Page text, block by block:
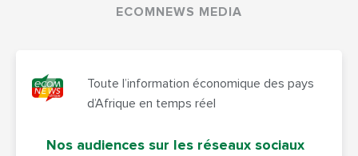
ECOMNEWS MEDIA
Toute l’information économique des pays
d’Afrique en temps réel
Nos audiences sur les réseaux sociaux